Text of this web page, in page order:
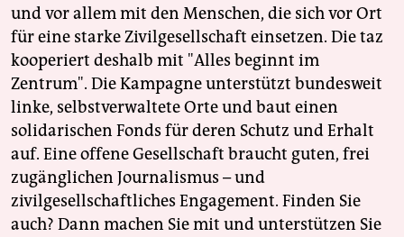
und vor allem mit den Menschen, die sich vor Ort
für eine starke Zivilgesellschaft einsetzen. Die taz
kooperiert deshalb mit "Alles beginnt im
Zentrum". Die Kampagne unterstützt bundesweit
linke, selbstverwaltete Orte und baut einen
solidarischen Fonds für deren Schutz und Erhalt
auf. Eine offene Gesellschaft braucht guten, frei
zugänglichen Journalismus – und
zivilgesellschaftliches Engagement. Finden Sie
auch? Dann machen Sie mit und unterstützen Sie